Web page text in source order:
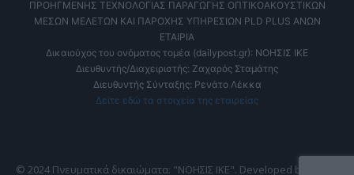
ΠΡΟΗΓΜΕΝΗΣ ΤΕΧΝΟΛΟΓΙΑΣ ΠΑΡΑΓΩΓΗΣ ΟΠΤΙΚΟΑΚΟΥΣΤΙΚΩΝ
ΜΕΣΩΝ ΜΕΛΕΤΩΝ ΚΑΙ ΠΑΡΟΧΗΣ ΥΠΗΡΕΣΙΩΝ PLD PLUS ΑΝΩΝ
ΕΤΑΙΡΙΑ
Δικαιούχος του ονόματος τομέα (dailypost.gr): ΝΟΗΣΙΣ ΙΚΕ
Διευθυντής/Διαχειριστής: Ζαχαρός Σταμάτης
Διευθυντής Σύνταξης: Ρενάτο Λέκκα
Δείτε εδώ τα στοιχεία της εταιρείας
© 2024 Πνευματικά δικαιώματα: "ΝΟΗΣΙΣ ΙΚΕ". Developed by